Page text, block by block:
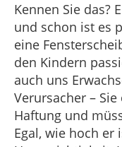
Kennen Sie das?
und schon ist es
eine
den Kindern
auch uns
Verursacher –
Haftung und
Egal, wie hoch er